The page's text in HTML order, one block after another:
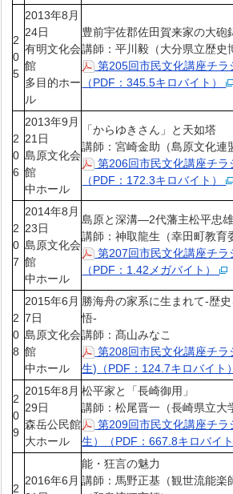
2
0
5
2013年8月
24日
有明文化会
館
多目的ホー
ル
豊前宇佐郡佐田賀来家の大砲
講師：平川毅（大分県立歴史
第205回市民文化講座チラ
（PDF：345.5キロバイト）
2
0
6
2013年9月
21日
島原文化会
館
中ホール
「からゆきさん」と天如塔
講師：宮崎金助（島原文化連
第206回市民文化講座チラ
（PDF：172.3キロバイト）
2
0
7
2014年8月
23日
島原文化会
館
中ホール
島原と深溝―2代藩主松平忠
講師：神取龍生（幸田町教育
第207回市民文化講座チラ
（PDF：1.42メガバイト）
2
0
8
2015年6月
7日
島原文化会
館
中ホール
勝海舟の家系に生まれて-歴
悟-
講師：髙山みなこ
第208回市民文化講座チラ
生)（PDF：124.7キロバイト
2
0
9
2015年8月
29日
森岳公民館
大ホール
松平家と「長崎御用」
講師：松尾晋一（長崎県立大
第209回市民文化講座チラ
生）（PDF：667.8キロバイ
2
2016年6月
能・狂言の魅力
講師：馬野正基（観世流能楽